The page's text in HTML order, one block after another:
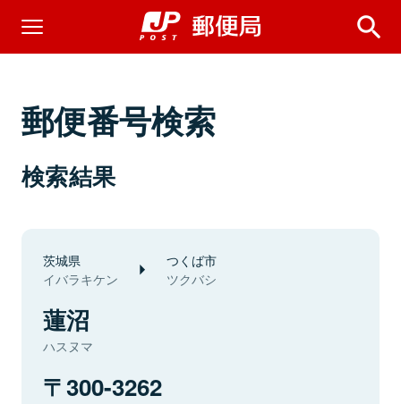
郵便番号検索
検索結果
茨城県
イバラキケン
つくば市
ツクバシ
蓮沼
ハスヌマ
300-3262